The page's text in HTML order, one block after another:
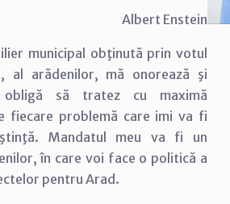
Albert Enstein
municipal obţinută prin votul
al arădenilor, mă onorează şi
să tratez cu maximă
fiecare problemă care imi va fi
Mandatul meu va fi un
în care voi face o politică a
pentru Arad.